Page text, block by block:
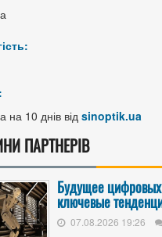
на 10 днів від sinoptik.ua
ПАРТНЕРІВ
Будущее
ключевые
07.08.2026 19:26